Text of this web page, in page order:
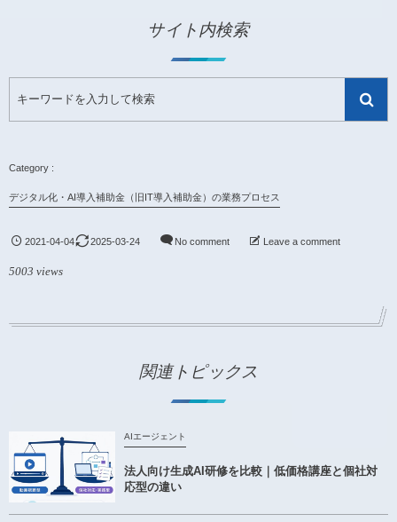
サイト内検索
デジタル化・AI導入補助金（旧IT導入補助金）の業務プロセス
2021-04-04 2025-03-24 No comment Leave a comment
5003 views
関連トピックス
AIエージェント
法人向け生成AI研修を比較｜低価格講座と個社対
応型の違い